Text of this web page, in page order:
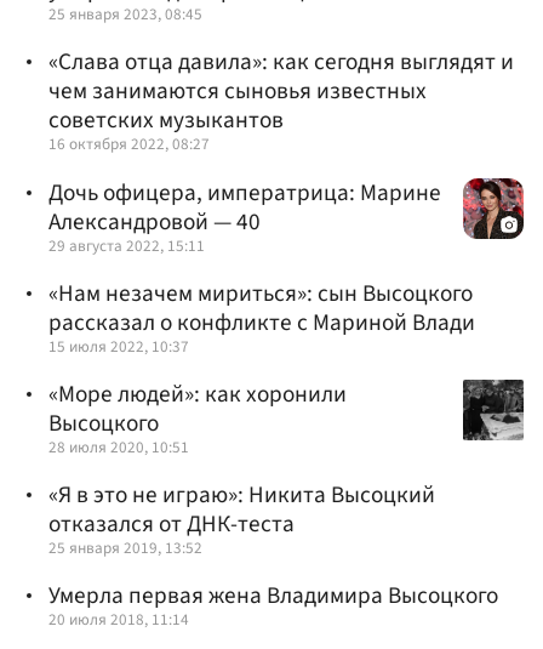
25 января 2023, 08:45
«Слава отца давила»: как сегодня выглядят и
чем занимаются сыновья известных
советских музыкантов
16 октября 2022, 08:27
Дочь офицера, императрица: Марине
Александровой — 40
29 августа 2022, 15:11
«Нам незачем мириться»: сын Высоцкого
рассказал о конфликте с Мариной Влади
15 июля 2022, 10:37
«Море людей»: как хоронили
Высоцкого
28 июля 2020, 10:51
«Я в это не играю»: Никита Высоцкий
отказался от ДНК-теста
25 января 2019, 13:52
Умерла первая жена Владимира Высоцкого
20 июля 2018, 11:14